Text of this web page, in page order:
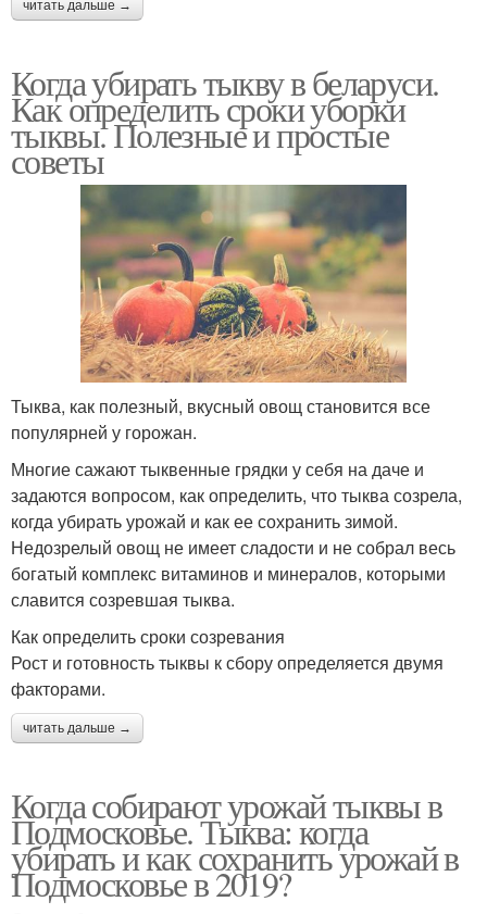
читать дальше →
Когда убирать тыкву в беларуси.
Как определить сроки уборки
тыквы. Полезные и простые
советы
Тыква, как полезный, вкусный овощ становится все
популярней у горожан.
Многие сажают тыквенные грядки у себя на даче и
задаются вопросом, как определить, что тыква созрела,
когда убирать урожай и как ее сохранить зимой.
Недозрелый овощ не имеет сладости и не собрал весь
богатый комплекс витаминов и минералов, которыми
славится созревшая тыква.
Как определить сроки созревания
Рост и готовность тыквы к сбору определяется двумя
факторами.
читать дальше →
Когда собирают урожай тыквы в
Подмосковье. Тыква: когда
убирать и как сохранить урожай в
Подмосковье в 2019?